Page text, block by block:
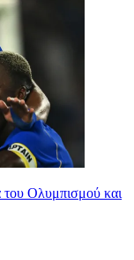
Ολυμπισμού και